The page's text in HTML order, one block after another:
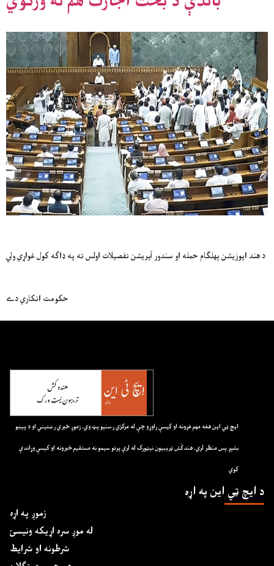
د هند اپوزيشن پهلګام حمله او سندور آپريشن تفصيلات اولس ته په ډاګه کول غواړي ولي
حکومت انکاري دے
ايچ ټي اين هغه مهم غږونه او کيسې راوړو چې له مرکزي رسنيو پټ وي. زموږ خبري رښتيني او د پېښو
بشپړ پس منظر لري. هندکُش ټريبيون نيټورک له لرې پرتو سيمو نه مستقيم خبرونه او کيسې وړاندې
کوي
د ايچ ټي اين په اړه
زموږ په اړه
له موږ سره اړیکه ونیسئ
شرطونه او شرایط